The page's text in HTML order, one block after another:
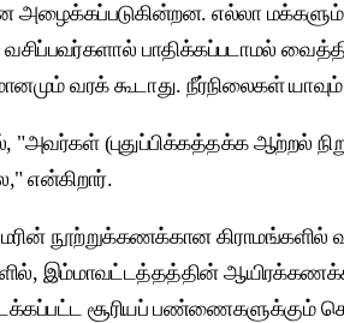
அழைக்கப்படுகின்றன. எல்லா
வசிப்பவர்களால் பாதிக்கப்படாமல்
வரக் கூடாது. நீர்நிலைகள்
(புதுப்பிக்கத்தக்க ஆற்றல்
என்கிறார்.
நூற்றுக்கணக்கான கிராமங்களில்
இம்மாவட்டத்தத்தின்
சூரியப் பண்ணைகளுக்கும்